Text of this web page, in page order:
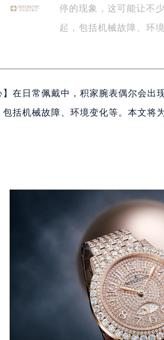
世纪大道5号盐城金融城写字楼1号楼
永定东路399号置地商务中心东塔写
胜利东路379号世茂天际中心写字楼
广益路705号嘉兴世界贸易中心写字
天河路230号万菱汇国际中心写字楼A
江北文昌一路7号华贸大厦写字楼1座
湖滨东路95号华润大厦写字楼B座11
五四路128-1号恒力城写字楼15层03
人民东路6号SAC东原中心写字楼24
观音桥步行街2号融恒时代广场写字
定王台街道建湘路393号世茂环球金
铭功路10号华润大厦写字楼29层2905
解放路15号亨得利名表服务中心（品
停的现象，这可能让不
起，包括机械故障、环
】在日常佩戴中，积家腕表偶尔会出
括机械故障、环境变化等。本文将